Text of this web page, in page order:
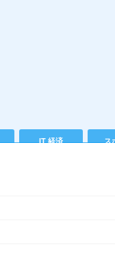
IT 経済 ス